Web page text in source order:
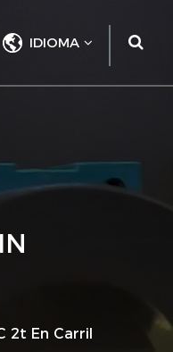
IDIOMA
2t En Carril